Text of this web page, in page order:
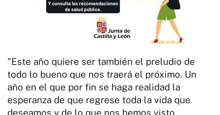
"Este año quiere ser también el preludio de
todo lo bueno que nos traerá el próximo. Un
año en el que por fin se haga realidad la
esperanza de que regrese toda la vida que
deseamos y de lo que nos hemos visto